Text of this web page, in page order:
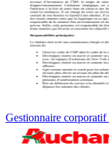
Gestionnaire corporatif